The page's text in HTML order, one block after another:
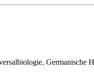
Germanische